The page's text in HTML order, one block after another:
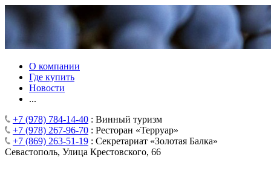
О компании
Где купить
Новости
...
+7 (978) 784-14-40 : Винный туризм
+7 (978) 267-96-70 : Ресторан «Терруар»
+7 (869) 263-51-19 : Секретариат «Золотая Балка»
Севастополь, Улица Крестовского, 66